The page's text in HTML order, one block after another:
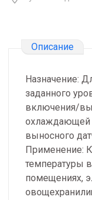
Описание
Назначение:
заданного
включения/
охлаждающей
выносного
Применение:
температуры
помещениях,